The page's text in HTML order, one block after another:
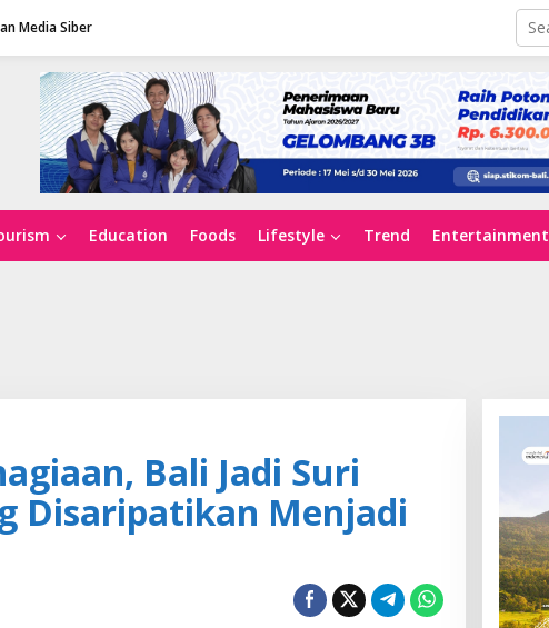
Media Siber
Education Foods Lifestyle Trend Entertainment
Bali Jadi Suri
Disaripatikan Menjadi